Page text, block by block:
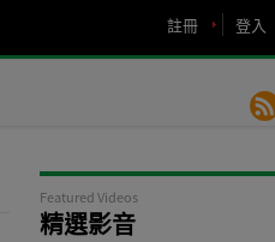
登入
註冊
Featured Videos
精選影音